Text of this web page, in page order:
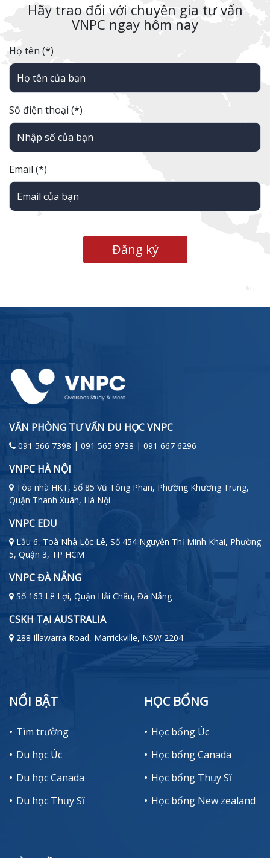
Hãy trao đổi với chuyên gia tư vấn
VNPC ngay hôm nay
Họ tên (*)
Số điện thoại (*)
Email (*)
Đăng ký
VĂN PHÒNG TƯ VẤN DU HỌC VNPC
091 566 7398 | 091 565 9738 | 091 667 6296
VNPC HÀ NỘI
Tòa nhà HKT, Số 85 Vũ Tông Phan, Phường Khương Trung,
Quận Thanh Xuân, Hà Nội
VNPC EDU
Lầu 6, Toà Nhà Lộc Lê, Số 454 Nguyễn Thị Minh Khai, Phường
5, Quận 3, TP HCM
VNPC ĐÀ NẴNG
Số 163 Lê Lợi, Quận Hải Châu, Đà Nẵng
CSKH TẠI AUSTRALIA
288 Illawarra Road, Marrickville, NSW 2204
NỔI BẬT
Tìm trường
Du học Úc
Du học Canada
Du học Thụy Sĩ
HỌC BỔNG
Học bổng Úc
Học bổng Canada
Học bổng Thụy Sĩ
Học bổng New zealand